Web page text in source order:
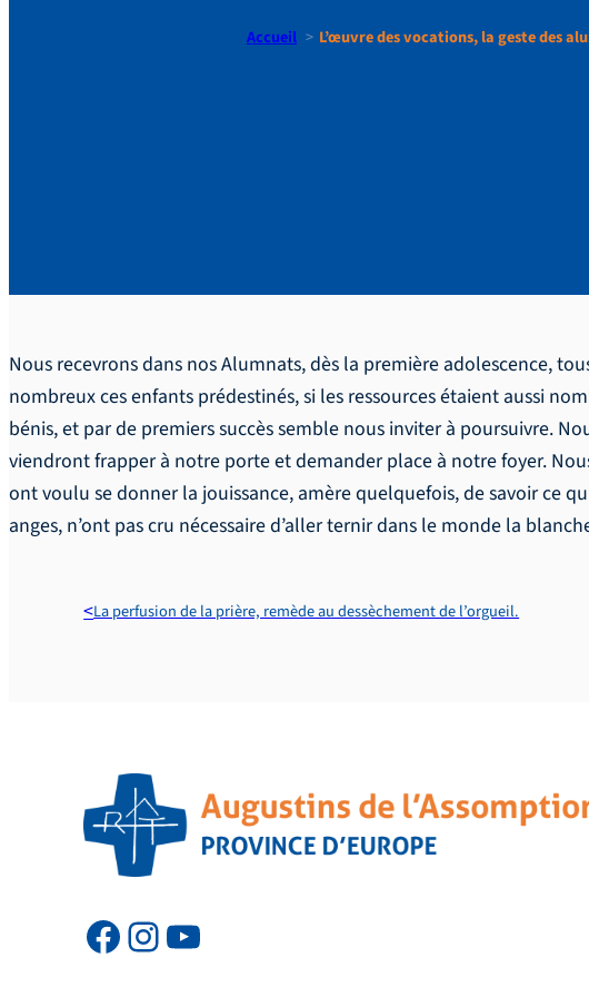
Accueil L’œuvre des vocations, la geste des
Nous recevrons dans nos Alumnats, dès la première adolescence,
nombreux ces enfants prédestinés, si les ressources étaient aussi
bénis, et par de premiers succès semble nous inviter à poursuivre.
viendront frapper à notre porte et demander place à notre foyer.
ont voulu se donner la jouissance, amère quelquefois, de savoir ce
anges, n’ont pas cru nécessaire d’aller ternir dans le monde la
La perfusion de la prière, remède au dessèchement de l’orgueil.